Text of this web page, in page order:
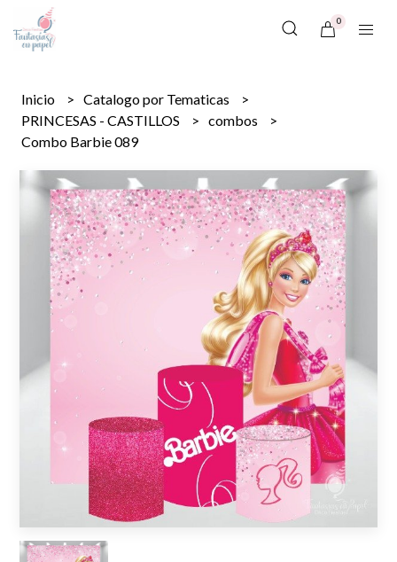
0
Inicio
Catalogo por Tematicas
PRINCESAS - CASTILLOS
combos
Combo Barbie 089